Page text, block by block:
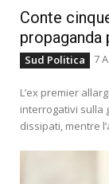
Conte
Sud Politica 7
L’ex premier
interrogativi sulla
dissipati, mentre